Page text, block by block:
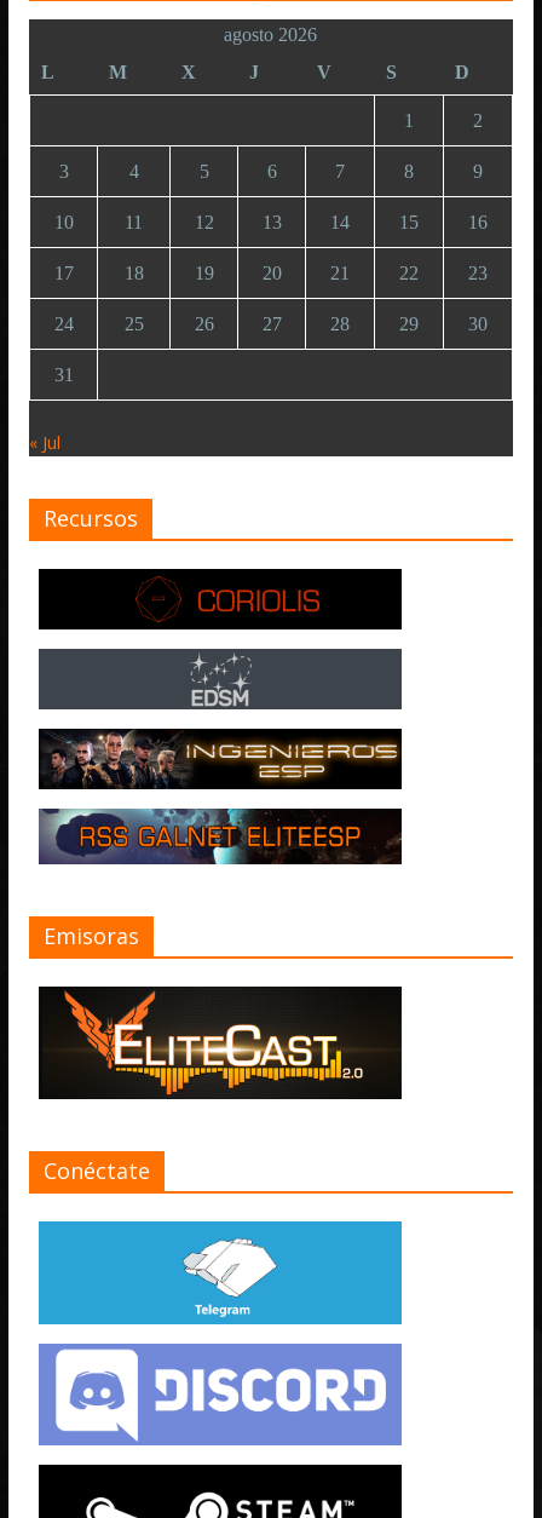
agosto 2026
L
M X J V S D
1 2
3 4 5 6 7 8 9
10 11 12 13 14 15 16
17 18 19 20 21 22 23
24 25 26 27 28 29 30
31
« Jul
Recursos
Emisoras
Conéctate